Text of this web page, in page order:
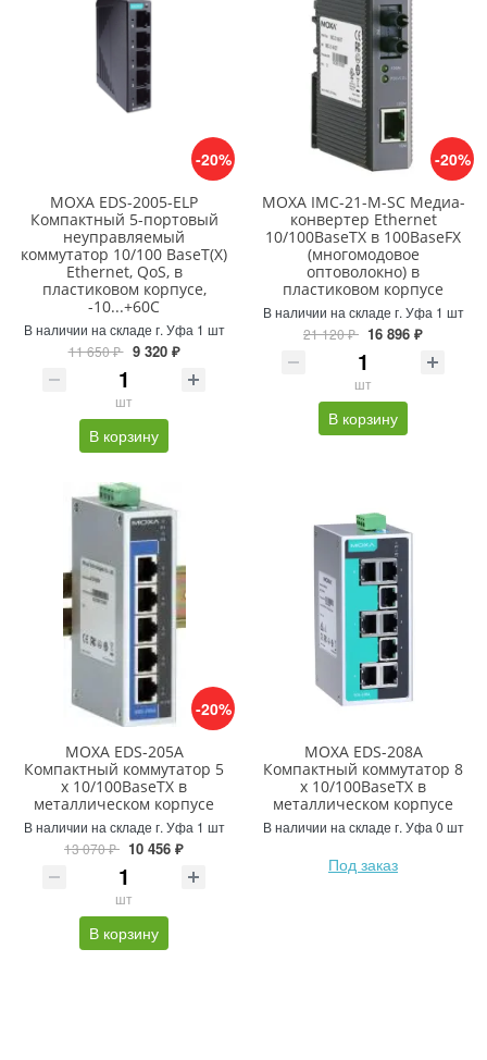
-20%
MOXA EDS-2005-ELP
Компактный 5-портовый
неуправляемый
коммутатор 10/100 BaseT(X)
Ethernet, QoS, в
пластиковом корпусе,
-10...+60C
В наличии на складе г. Уфа 1 шт
11 650 ₽ 9 320 ₽
шт
В корзину
-20%
MOXA IMC-21-M-SC Медиа-
конвертер Ethernet
10/100BaseTX в 100BaseFX
(многомодовое
оптоволокно) в
пластиковом корпусе
В наличии на складе г. Уфа 1 шт
21 120 ₽ 16 896 ₽
шт
В корзину
-20%
MOXA EDS-205A
Компактный коммутатор 5
x 10/100BaseTX в
металлическом корпусе
В наличии на складе г. Уфа 1 шт
13 070 ₽ 10 456 ₽
шт
В корзину
MOXA EDS-208A
Компактный коммутатор 8
x 10/100BaseTX в
металлическом корпусе
В наличии на складе г. Уфа 0 шт
Под заказ